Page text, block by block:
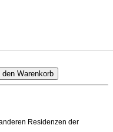
Residenzen der